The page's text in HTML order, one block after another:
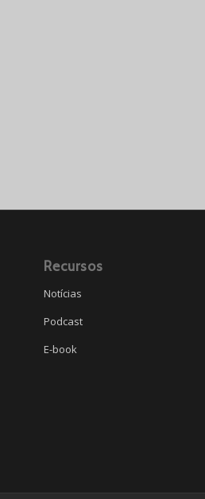
Recursos
Notícias
Podcast
E-book